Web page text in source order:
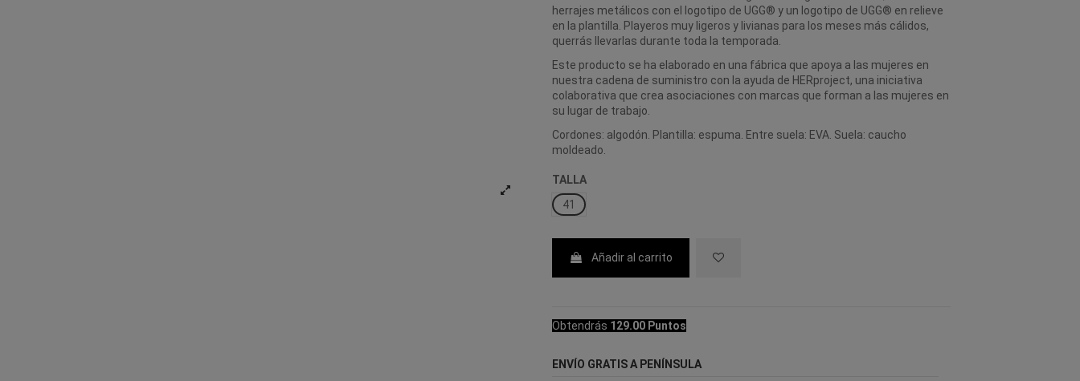
herrajes metálicos con el logotipo de UGG® y un logotipo de UGG® en relieve
en la plantilla. Playeros muy ligeros y livianas para los meses más cálidos,
querrás llevarlas durante toda la temporada.
Este producto se ha elaborado en una fábrica que apoya a las mujeres en
nuestra cadena de suministro con la ayuda de HERproject, una iniciativa
colaborativa que crea asociaciones con marcas que forman a las mujeres en
su lugar de trabajo.
Cordones: algodón. Plantilla: espuma. Entre suela: EVA. Suela: caucho
moldeado.
TALLA
41
Añadir al carrito
Obtendrás 129.00 Puntos
ENVÍO GRATIS A PENÍNSULA